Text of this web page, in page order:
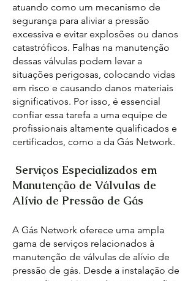
atuando como um mecanismo de
segurança para aliviar a pressão
excessiva e evitar explosões ou danos
catastróficos. Falhas na manutenção
dessas válvulas podem levar a
situações perigosas, colocando vidas
em risco e causando danos materiais
significativos. Por isso, é essencial
confiar essa tarefa a uma equipe de
profissionais altamente qualificados e
certificados, como a da Gás Network.
Serviços Especializados em
Manutenção de Válvulas de
Alívio de Pressão de Gás
A Gás Network oferece uma ampla
gama de serviços relacionados à
manutenção de válvulas de alívio de
pressão de gás. Desde a instalação de